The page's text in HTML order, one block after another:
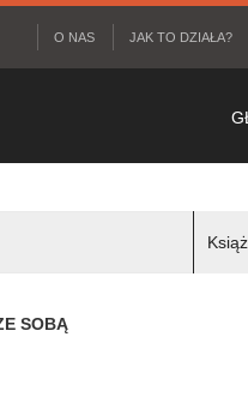
O NAS JAK TO DZIAŁA?
SOBĄ